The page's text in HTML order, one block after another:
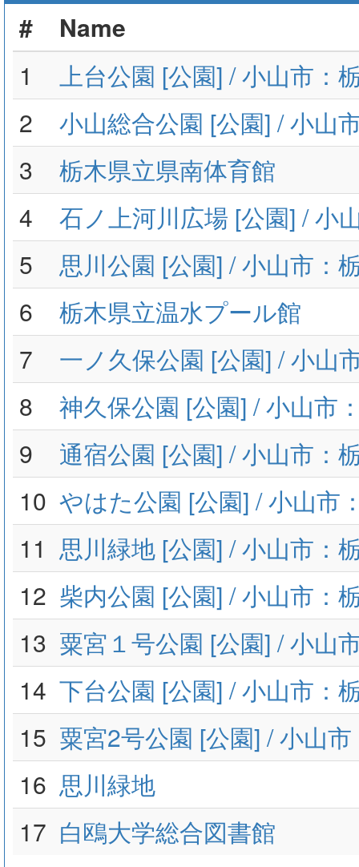
#
Name
1
上台公園 [公園] / 小山市：
2
小山総合公園 [公園] / 小山
3
栃木県立県南体育館
4
石ノ上河川広場 [公園] / 小
5
思川公園 [公園] / 小山市：
6
栃木県立温水プール館
7
一ノ久保公園 [公園] / 小山
8
神久保公園 [公園] / 小山市
9
通宿公園 [公園] / 小山市：
10 やはた公園 [公園] / 小山市
11 思川緑地 [公園] / 小山市：
12 柴内公園 [公園] / 小山市：
13 粟宮１号公園 [公園] / 小山
14 下台公園 [公園] / 小山市：
15 粟宮2号公園 [公園] / 小山
16 思川緑地
17 白鴎大学総合図書館